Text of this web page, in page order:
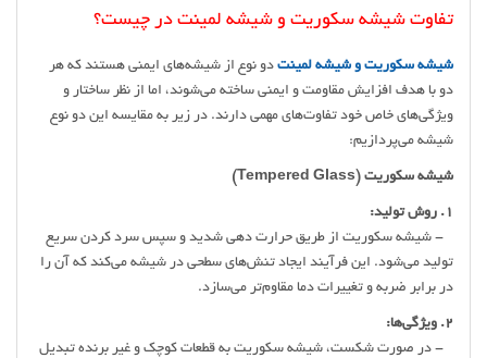
تفاوت شیشه سکوریت و شیشه لمینت در چیست؟
شیشه سکوریت و شیشه لمینت دو نوع از شیشه‌های ایمنی هستند که هر
دو با هدف افزایش مقاومت و ایمنی ساخته می‌شوند، اما از نظر ساختار و
ویژگی‌های خاص خود تفاوت‌های مهمی دارند. در زیر به مقایسه این دو نوع
شیشه می‌پردازیم:
شیشه سکوریت (Tempered Glass)
1. روش تولید:
- شیشه سکوریت از طریق حرارت دهی شدید و سپس سرد کردن سریع
تولید می‌شود. این فرآیند ایجاد تنش‌های سطحی در شیشه می‌کند که آن را
در برابر ضربه و تغییرات دما مقاوم‌تر می‌سازد.
2. ویژگی‌ها:
- در صورت شکست، شیشه سکوریت به قطعات کوچک و غیر برنده تبدیل